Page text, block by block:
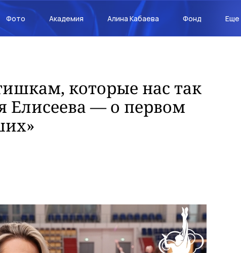
Фото Академия Алина Кабаева Фонд Еще
которые нас так
Елисеева — о первом